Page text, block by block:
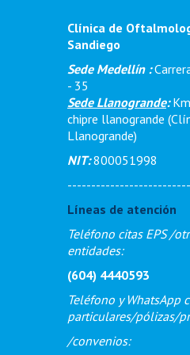
Clínica de
Sandiego
Sede Medellín :
- 35
Sede Llanogrande:
chipre llanogrande
Llanogrande)
NIT:800051998
Líneas de atención
Teléfono citas EPS /
entidades:
(604) 4440593
Teléfono y WhatsApp
particulares/pólizas/
/convenios: